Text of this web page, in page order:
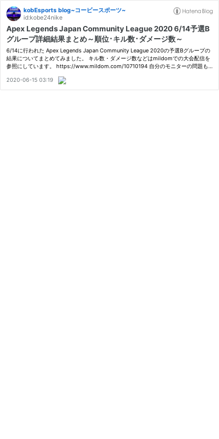
kobEsports blog~コービースポーツ~
id:kobe24nike
Apex Legends Japan Community League 2020 6/14予選B
グループ詳細結果まとめ～順位･キル数･ダメージ数～
6/14に行われた Apex Legends Japan Community League 2020の予選Bグループの
結果についてまとめてみました。 キル数・ダメージ数などはmildomでの大会配信を
参照にしています。 https://www.mildom.com/10710194 自分のモニターの問題も
え…
2020-06-15 03:19